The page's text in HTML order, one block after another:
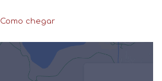
Como chegar